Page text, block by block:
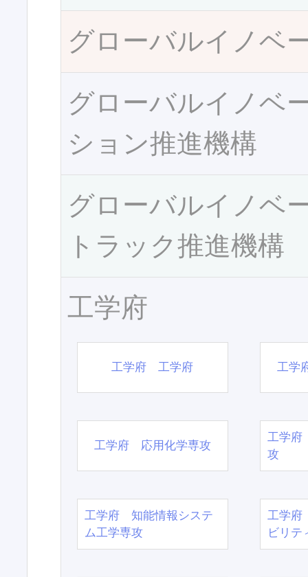
グローバルイノベ
グローバルイノベ
ション推進機構
グローバルイノベ
トラック推進機構
工学府
工学府 工学府 工学
工学府 応用化学専攻
工学府
攻
工学府 知能情報システ
ム工学専攻
工学府
ビリテ